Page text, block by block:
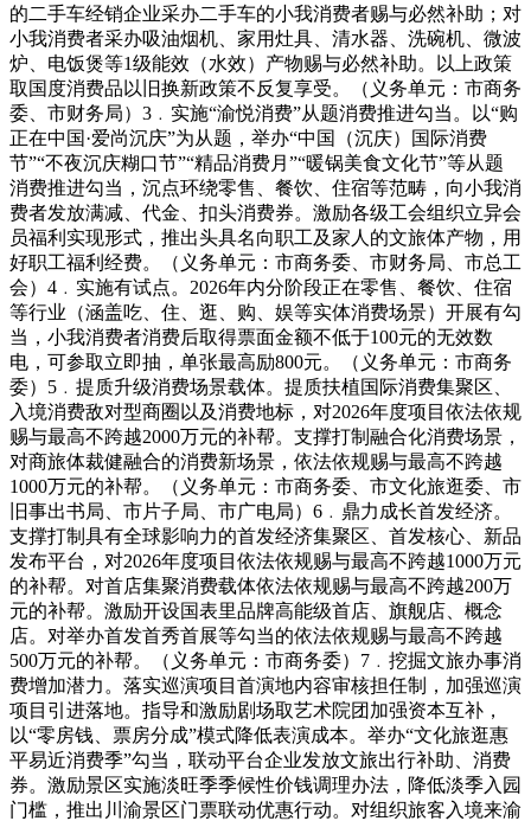
的二手车经销企业采办二手车的小我消费者赐与必然补助；对
小我消费者采办吸油烟机、家用灶具、清水器、洗碗机、微波
炉、电饭煲等1级能效（水效）产物赐与必然补助。以上政策
取国度消费品以旧换新政策不反复享受。（义务单元：市商务
委、市财务局）3﹒实施“渝悦消费”从题消费推进勾当。以“购
正在中国·爱尚沉庆”为从题，举办“中国（沉庆）国际消费
节”“不夜沉庆糊口节”“精品消费月”“暖锅美食文化节”等从题
消费推进勾当，沉点环绕零售、餐饮、住宿等范畴，向小我消
费者发放满减、代金、扣头消费券。激励各级工会组织立异会
员福利实现形式，推出头具名向职工及家人的文旅体产物，用
好职工福利经费。（义务单元：市商务委、市财务局、市总工
会）4﹒实施有试点。2026年内分阶段正在零售、餐饮、住宿
等行业（涵盖吃、住、逛、购、娱等实体消费场景）开展有勾
当，小我消费者消费后取得票面金额不低于100元的无效数
电，可参取立即抽，单张最高励800元。（义务单元：市商务
委）5﹒提质升级消费场景载体。提质扶植国际消费集聚区、
入境消费敌对型商圈以及消费地标，对2026年度项目依法依规
赐与最高不跨越2000万元的补帮。支撑打制融合化消费场景，
对商旅体裁健融合的消费新场景，依法依规赐与最高不跨越
1000万元的补帮。（义务单元：市商务委、市文化旅逛委、市
旧事出书局、市片子局、市广电局）6﹒鼎力成长首发经济。
支撑打制具有全球影响力的首发经济集聚区、首发核心、新品
发布平台，对2026年度项目依法依规赐与最高不跨越1000万元
的补帮。对首店集聚消费载体依法依规赐与最高不跨越200万
元的补帮。激励开设国表里品牌高能级首店、旗舰店、概念
店。对举办首发首秀首展等勾当的依法依规赐与最高不跨越
500万元的补帮。（义务单元：市商务委）7﹒挖掘文旅办事消
费增加潜力。落实巡演项目首演地内容审核担任制，加强巡演
项目引进落地。指导和激励剧场取艺术院团加强资本互补，
以“零房钱、票房分成”模式降低表演成本。举办“文化旅逛惠
平易近消费季”勾当，联动平台企业发放文旅出行补助、消费
券。激励景区实施淡旺季季候性价钱调理办法，降低淡季入园
门槛，推出川渝景区门票联动优惠行动。对组织旅客入境来渝